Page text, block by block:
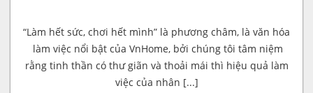
“Làm hết sức, chơi hết mình” là phương châm, là văn hóa
làm việc nổi bật của VnHome, bởi chúng tôi tâm niệm
rằng tinh thần có thư giãn và thoải mái thì hiệu quả làm
việc của nhân [...]